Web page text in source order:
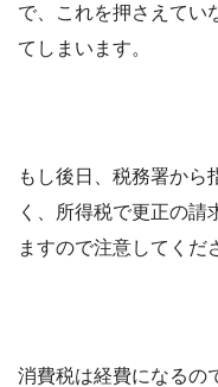
で、これを押さえてい
てしまいます。
もし後日、税務署から
く、所得税で更正の請
ますので注意してくだ
消費税は経費になるの